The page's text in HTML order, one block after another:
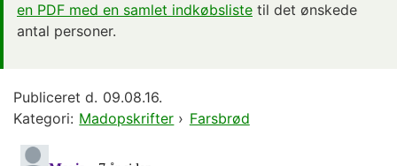
en PDF med en samlet indkøbsliste til det ønskede
antal personer.
Publiceret d. 09.08.16.
Kategori: Madopskrifter › Farsbrød